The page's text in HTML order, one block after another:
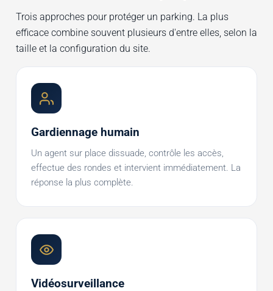
Trois approches pour protéger un parking. La plus
efficace combine souvent plusieurs d'entre elles, selon la
taille et la configuration du site.
Gardiennage humain
Un agent sur place dissuade, contrôle les accès,
effectue des rondes et intervient immédiatement. La
réponse la plus complète.
Vidéosurveillance